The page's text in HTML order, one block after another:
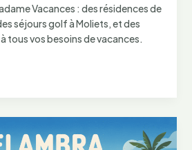
Vacances : des résidences de
séjours golf à Moliets, et des
tous vos besoins de vacances.